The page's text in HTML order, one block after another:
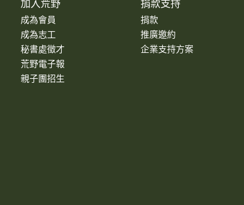
加入荒野
成為會員
成為志工
秘書處徵才
荒野電子報
親子團招生
捐款支持
捐款
推廣邀約
企業支持方案